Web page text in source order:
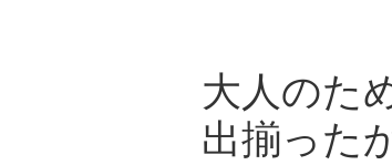
大人のた
出揃った